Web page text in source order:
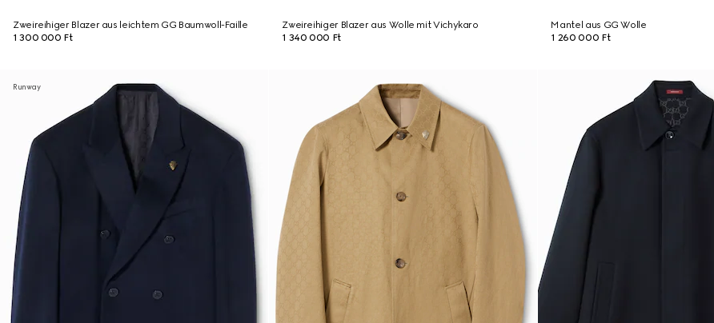
Zweireihiger Blazer aus leichtem GG Baumwoll-Faille
1 300 000 Ft
Zweireihiger Blazer aus Wolle mit Vichykaro
1 340 000 Ft
Mantel aus GG Wolle
1 260 000 Ft
Runway